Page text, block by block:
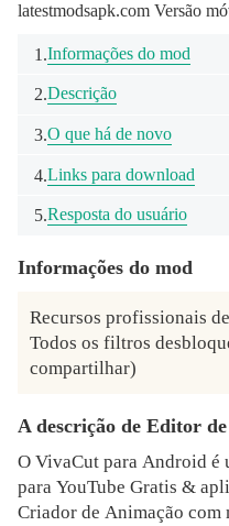
latestmodsapk.com Versão
1.Informações do mod
2.Descrição
3.O que há de novo
4.Links para download
5.Resposta do usuário
Informações do mod
Recursos profissionais
Todos os filtros
compartilhar)
A descrição de Editor
O VivaCut para Android é
para YouTube Gratis &
Criador de Animação com